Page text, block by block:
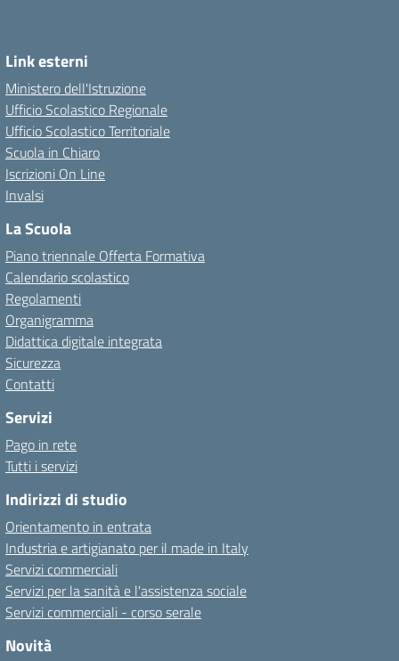
Link esterni
Ministero dell'Istruzione
Ufficio Scolastico Regionale
Ufficio Scolastico Territoriale
Scuola in Chiaro
Iscrizioni On Line
Invalsi
La Scuola
Piano triennale Offerta Formativa
Calendario scolastico
Regolamenti
Organigramma
Didattica digitale integrata
Sicurezza
Contatti
Servizi
Pago in rete
Tutti i servizi
Indirizzi di studio
Orientamento in entrata
Industria e artigianato per il made in Italy
Servizi commerciali
Servizi per la sanità e l'assistenza sociale
Servizi commerciali - corso serale
Novità